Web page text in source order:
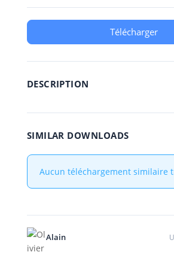
Télécharger
DESCRIPTION
SIMILAR DOWNLOADS
Aucun téléchargement similaire
Alain